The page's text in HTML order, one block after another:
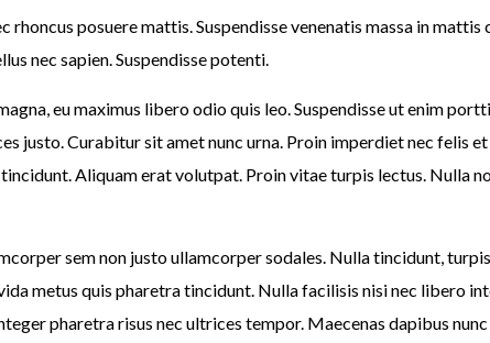
posuere mattis. Suspendisse venenatis massa in
nec sapien. Suspendisse potenti.
eu maximus libero odio quis leo. Suspendisse ut enim
justo. Curabitur sit amet nunc urna. Proin imperdiet nec felis
Aliquam erat volutpat. Proin vitae turpis lectus. Nulla
sem non justo ullamcorper sodales. Nulla tincidunt,
metus quis pharetra tincidunt. Nulla facilisis nisi nec libero
pharetra risus nec ultrices tempor. Maecenas dapibus